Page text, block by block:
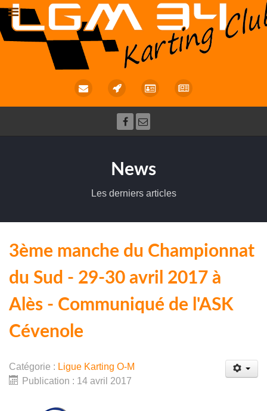
News
Les derniers articles
3ème manche du Championnat
du Sud - 29-30 avril 2017 à
Alès - Communiqué de l'ASK
Cévenole
Catégorie : Ligue Karting O-M
Publication : 14 avril 2017